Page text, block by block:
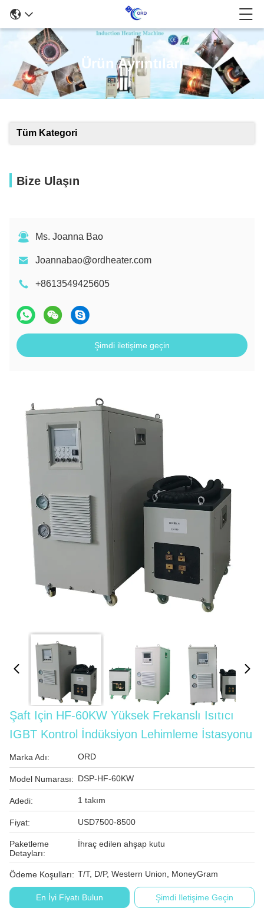
Ürün Ayrıntıları
Tüm Kategori
Bize Ulaşın
Ms. Joanna Bao
Joannabao@ordheater.com
+8613549425605
Şimdi iletişime geçin
Şaft Için HF-60KW Yüksek Frekanslı Isıtıcı
IGBT Kontrol İndüksiyon Lehimleme İstasyonu
Marka Adı: ORD
Model Numarası: DSP-HF-60KW
Adedi: 1 takım
Fiyat: USD7500-8500
Paketleme
Detayları:
İhraç edilen ahşap kutu
Ödeme Koşulları: T/T, D/P, Western Union, MoneyGram
En İyi Fiyatı Bulun Şimdi Iletişime Geçin